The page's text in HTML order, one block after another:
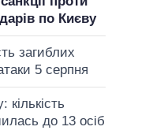
по Києву
загиблих
5 серпня
до 13 осіб